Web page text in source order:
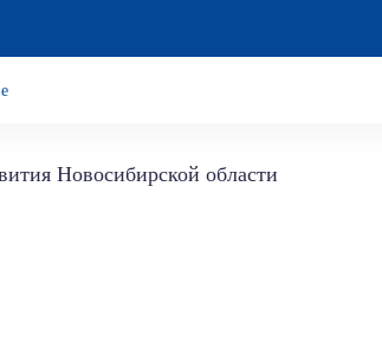
Новосибирской области